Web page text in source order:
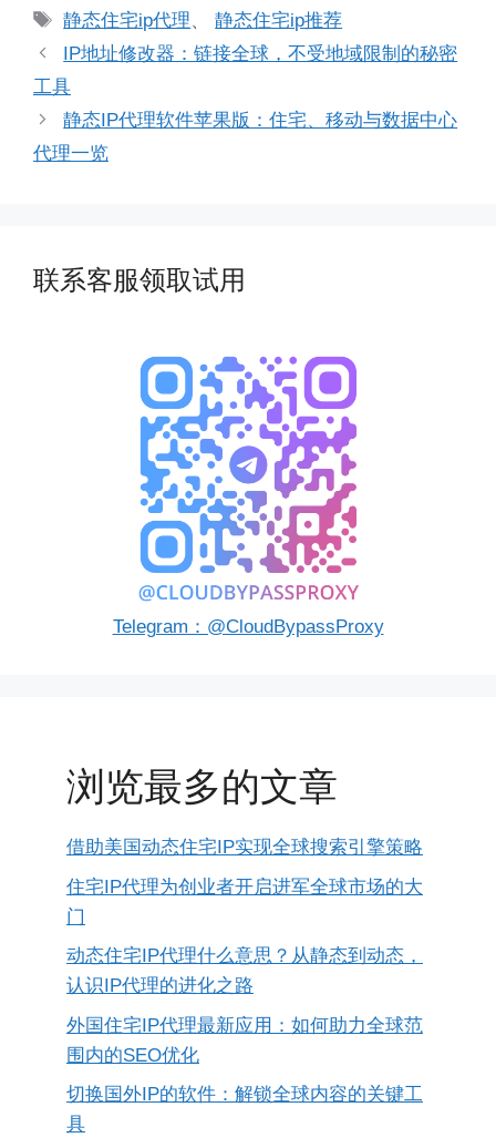
类
标
签
静态住宅ip代理、静态住宅ip推荐
IP地址修改器：链接全球，不受地域限制的秘密
工具
静态IP代理软件苹果版：住宅、移动与数据中心
代理一览
联系客服领取试用
Telegram：@CloudBypassProxy
浏览最多的文章
借助美国动态住宅IP实现全球搜索引擎策略
住宅IP代理为创业者开启进军全球市场的大
门
动态住宅IP代理什么意思？从静态到动态，
认识IP代理的进化之路
外国住宅IP代理最新应用：如何助力全球范
围内的SEO优化
切换国外IP的软件：解锁全球内容的关键工
具